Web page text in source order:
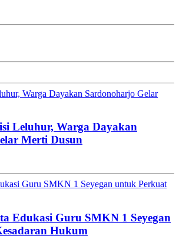
Warga Dayakan Sardonoharjo Gelar
Leluhur, Warga Dayakan
Merti Dusun
Guru SMKN 1 Seyegan untuk Perkuat
Edukasi Guru SMKN 1 Seyegan
Hukum